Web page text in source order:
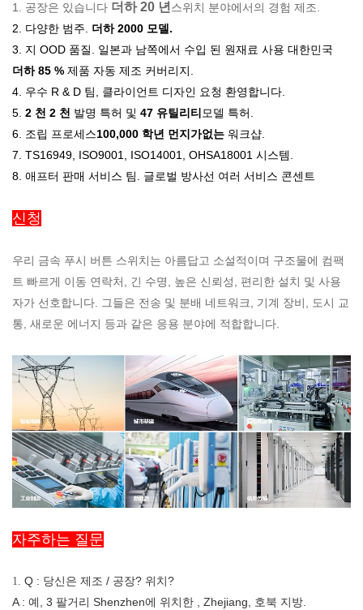
1. 공장은 있습니다 더하 20 년 스위치 분야에서의 경험 제조.
2. 다양한 범주. 더하 2000 모델.
3. 지 OOD 품질. 일본과 남쪽에서 수입 된 원재료 사용 대한민국
더하 85 % 제품 자동 제조 커버리지.
4. 우수 R & D 팀, 클라이언트 디자인 요청 환영합니다.
5. 2 천 2 천 발명 특허 및 47 유틸리티모델 특허.
6. 조립 프로세스100,000 학년 먼지가없는 워크샵.
7. TS16949, ISO9001, ISO14001, OHSA18001 시스템.
8. 애프터 판매 서비스 팀. 글로벌 방사선 여러 서비스 콘센트
신청
우리 금속 푸시 버튼 스위치는 아름답고 소설적이며 구조물에 컴팩
트 빠르게 이동 연락처, 긴 수명, 높은 신뢰성, 편리한 설치 및 사용
자가 선호합니다. 그들은 전송 및 분배 네트워크, 기계 장비, 도시 교
통, 새로운 에너지 등과 같은 응용 분야에 적합합니다.
자주하는 질문
1. Q : 당신은 제조 / 공장? 위치?
A : 예, 3 팔거리 Shenzhen에 위치한 , Zhejiang, 호북 지방.